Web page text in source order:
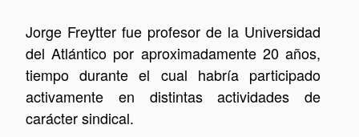
Jorge Freytter fue profesor de la Universidad
del Atlántico por aproximadamente 20 años,
tiempo durante el cual habría participado
activamente en distintas actividades de
carácter sindical.